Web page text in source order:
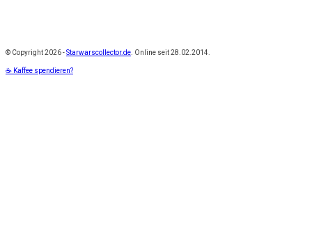
© Copyright2026 -Starwarscollector.de . Online seit 28.02.2014.
☕ Kaffee spendieren?